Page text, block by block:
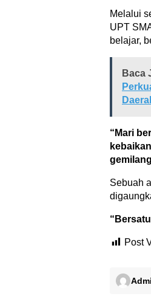
Melalui
UPT
belajar,
Baca
“Mari
Sebuah
Post